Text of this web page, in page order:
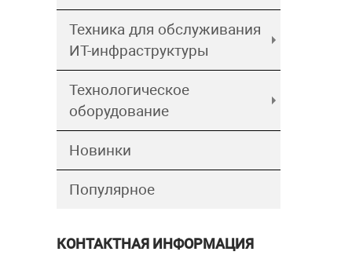
Техника для обслуживания
ИТ-инфраструктуры
Технологическое
оборудование
Новинки
Популярное
КОНТАКТНАЯ ИНФОРМАЦИЯ